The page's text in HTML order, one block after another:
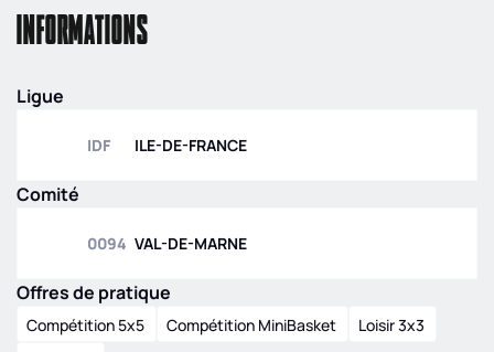
F
INFORMATIONS
Ligue
IDF ILE-DE-FRANCE
Comité
0094 VAL-DE-MARNE
Offres de pratique
Compétition 5x5 Compétition MiniBasket
Loisir 3x3